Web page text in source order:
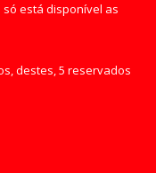
está disponível as
destes, 5 reservados